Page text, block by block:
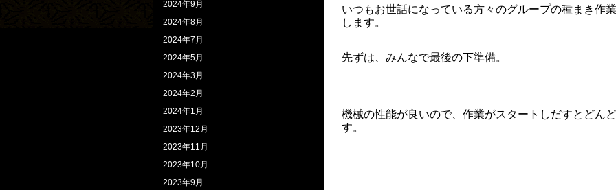
いつもお世話になっている方々のグループの種まき作
します。
先ずは、みんなで最後の下準備。
機械の性能が良いので、作業がスタートしだすとどん
す。
2024年9月
2024年8月
2024年7月
2024年5月
2024年3月
2024年2月
2024年1月
2023年12月
2023年11月
2023年10月
2023年9月